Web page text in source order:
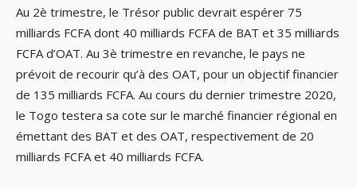
Au 2è trimestre, le Trésor public devrait espérer 75
milliards FCFA dont 40 milliards FCFA de BAT et 35 milliards
FCFA d’OAT. Au 3è trimestre en revanche, le pays ne
prévoit de recourir qu’à des OAT, pour un objectif financier
de 135 milliards FCFA. Au cours du dernier trimestre 2020,
le Togo testera sa cote sur le marché financier régional en
émettant des BAT et des OAT, respectivement de 20
milliards FCFA et 40 milliards FCFA.